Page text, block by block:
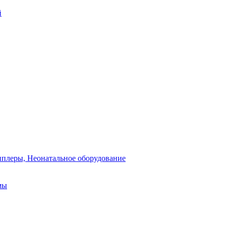
Неонатальное оборудование